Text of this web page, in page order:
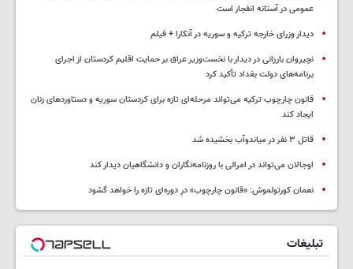
عمومی در آستانه انفجار است
دیدار وزرای خارجه ترکیه و سوریه در آنکارا + فیلم
نچیروان بارزانی در دیدار با نخست‌وزیر عراق بر حمایت اقلیم کردستان از اجرای
برنامه‌های دولت بغداد تأکید کرد
قانون چارچوب ترکیه می‌تواند مرحله‌ای تازه برای کردستان سوریه و دستاوردهای زنان
ایجاد کند
قاتل ٣ نفر در میاندوآب بخشیده شد
اوجالان می‌تواند در امرالی با روزنامه‌نگاران و دانشگاهیان دیدار کند
نعمان کورتولموش: «قانون چارچوب» درِ دوره‌ای تازه را خواهد گشود
تبلیغات